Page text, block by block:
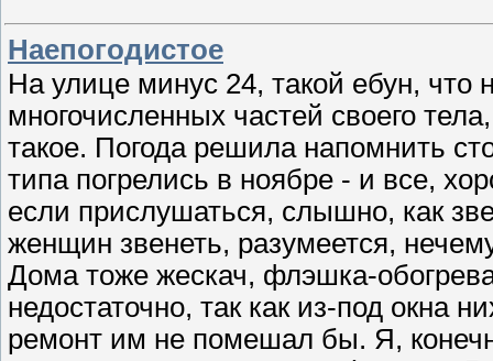
Наепогодистое
На улице минус 24, такой ебун, что
многочисленных частей своего
такое. Погода решила напомнить
типа погрелись в ноябре - и все,
если прислушаться, слышно, как
женщин звенеть, разумеется,
Дома тоже жескач, флэшка-
недостаточно, так как из-под окна
ремонт им не помешал бы. Я,